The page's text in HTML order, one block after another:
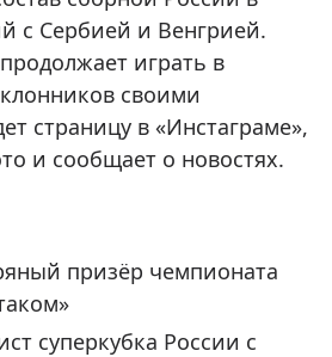
с Сербией и Венгрией.
играть в
своими
страницу в «Инстаграме»,
и сообщает о новостях.
призёр чемпионата
суперкубка России с